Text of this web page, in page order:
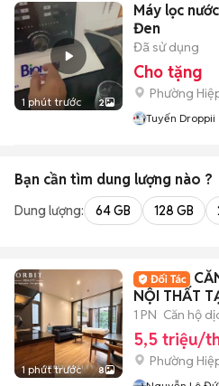
1 phút trước 2
Máy lọc
Đen
Đã sử dụng
Cho tặng
Phường
Tuyến Droppii
Bạn cần tìm dung lượng nào ?
Dung lượng: 64 GB 128 GB
1 phút trước 8
NỘI THẤT
GIAGAMALL
1 PN Căn hộ
5,5 triệu/
Phường